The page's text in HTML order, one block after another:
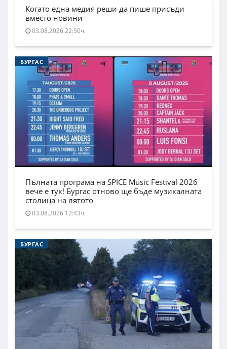
Когато една медия реши да пише присъди
вместо новини
03.08.2026 22:50ч.
БУРГАС
Пълната програма на SPICE Music Festival 2026
вече е тук! Бургас отново ще бъде музикалната
столица на лятото
03.08.2026 12:43ч.
БУРГАС